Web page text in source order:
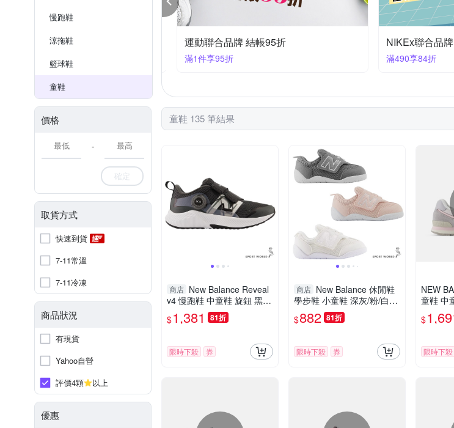
慢跑鞋
涼拖鞋
籃球鞋
童鞋
價格
-
確定
取貨方式
快速到貨
7-11常溫
7-11冷凍
商品狀況
有現貨
Yahoo自營
評價4顆
以上
優惠
合品牌 結帳95折 運動聯合品牌 結帳95折
滿1件享95折
NIKEx聯合品
滿490享84折
童鞋 135 筆結果
商店 New Balance Reveal
v4 慢跑鞋 中童鞋 旋鈕 黑
【運動世界】PTRVLBK4-W
$1,381 81折
限時下殺 券
商店 New Balance 休閒鞋
學步鞋 小童鞋 深灰/粉/白
【運動世界】NW1STGR-
W/NW1STPK-W/NW1STW
$882 81折
限時下殺 券
NEW
童鞋 中
粉
$
限時下殺